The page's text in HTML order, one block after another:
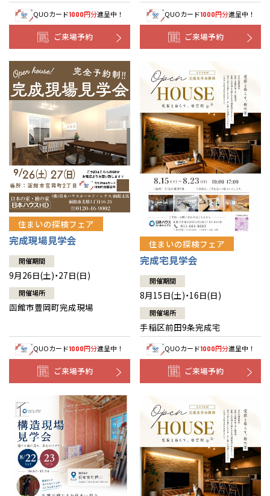
QUOカード1000円分進呈中！
ご来場予約
QUOカード1000円分進呈中！
ご来場予約
住まいの探検フェア
完成現場見学会
開催期間
9月26日(土)・27日(日)
開催場所
函館市豊岡町完成現場
QUOカード1000円分進呈中！
ご来場予約
住まいの探検フェア
完成宅見学会
開催期間
8月15日(土)・16日(日)
開催場所
手稲区前田9条完成宅
QUOカード1000円分進呈中！
ご来場予約
全国の展示場
北海道
お近くのイベント
北海道